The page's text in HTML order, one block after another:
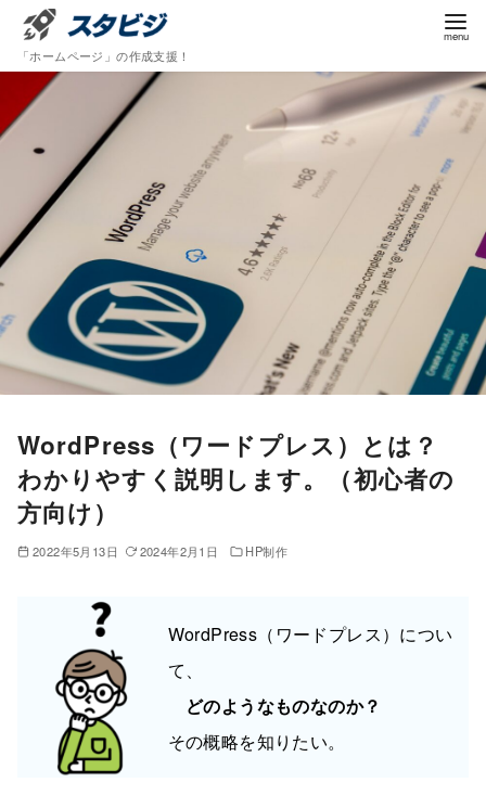
テ
ツ
「ホームページ」の作成支援！
WordPress（ワードプレス）とは？
わかりやすく説明します。（初心者の
方向け）
2022年5月13日 2024年2月1日 HP制作
WordPress（ワードプレス）につい
て、
どのようなものなのか？
その概略を知りたい。